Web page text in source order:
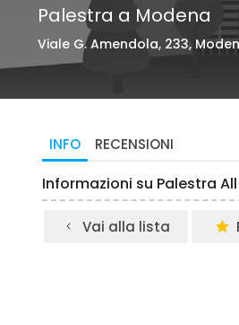
Palestra a Modena
Viale G. Amendola, 233,
INFO RECENSIONI
Informazioni su Palestra
Vai alla lista